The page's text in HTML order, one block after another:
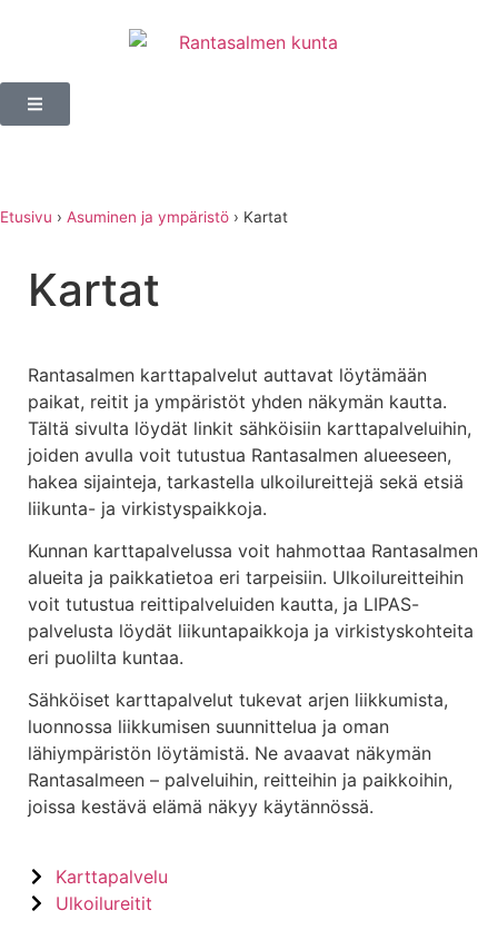
Etusivu › Asuminen ja ympäristö › Kartat
Kartat
Rantasalmen karttapalvelut auttavat löytämään
paikat, reitit ja ympäristöt yhden näkymän kautta.
Tältä sivulta löydät linkit sähköisiin karttapalveluihin,
joiden avulla voit tutustua Rantasalmen alueeseen,
hakea sijainteja, tarkastella ulkoilureittejä sekä etsiä
liikunta- ja virkistyspaikkoja.
Kunnan karttapalvelussa voit hahmottaa Rantasalmen
alueita ja paikkatietoa eri tarpeisiin. Ulkoilureitteihin
voit tutustua reittipalveluiden kautta, ja LIPAS-
palvelusta löydät liikuntapaikkoja ja virkistyskohteita
eri puolilta kuntaa.
Sähköiset karttapalvelut tukevat arjen liikkumista,
luonnossa liikkumisen suunnittelua ja oman
lähiympäristön löytämistä. Ne avaavat näkymän
Rantasalmeen – palveluihin, reitteihin ja paikkoihin,
joissa kestävä elämä näkyy käytännössä.
Karttapalvelu
Ulkoilureitit